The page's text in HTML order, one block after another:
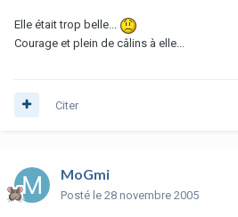
Elle était trop belle...
Courage et plein de câlins à elle...
Citer
MoGmi
Posté le 28 novembre 2005